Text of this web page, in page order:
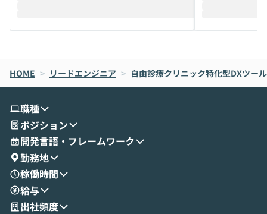
メルカリでの判断基準をもとに「なぜClau
oworkの基本的な機能をご紹介いただきま
す。 続く公開デモでは、実際にCoworkを
せいただきます。数分でワークフローが完
成する手軽さや、Gmail等の外部サービス
とセキュアに連携できるポイントなど、実
演を通じて具体的なイメージをお届けしま
す。 後半のディスカッションでは、セキュ
リティの考え方や社内導入の進め方など、
現場目線でさらに深掘りしていきます。
「自分の業務をAIで自動化してみたいけ
それぞれの本当
は、LLMのフル
ント構築の最前
HOME > リードエンジニア > 自由診療クリニック特化型DXツー
職種
ポジション
開発言語・フレームワーク
勤務地
稼働時間
給与
出社頻度